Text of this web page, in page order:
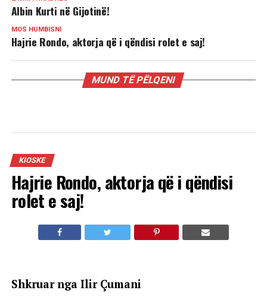
Albin Kurti në Gijotinë!
MOS HUMBISNI
Hajrie Rondo, aktorja që i qëndisi rolet e saj!
MUND TË PËLQENI
KIOSKE
Hajrie Rondo, aktorja që i qëndisi
rolet e saj!
Shkruar nga Ilir Çumani